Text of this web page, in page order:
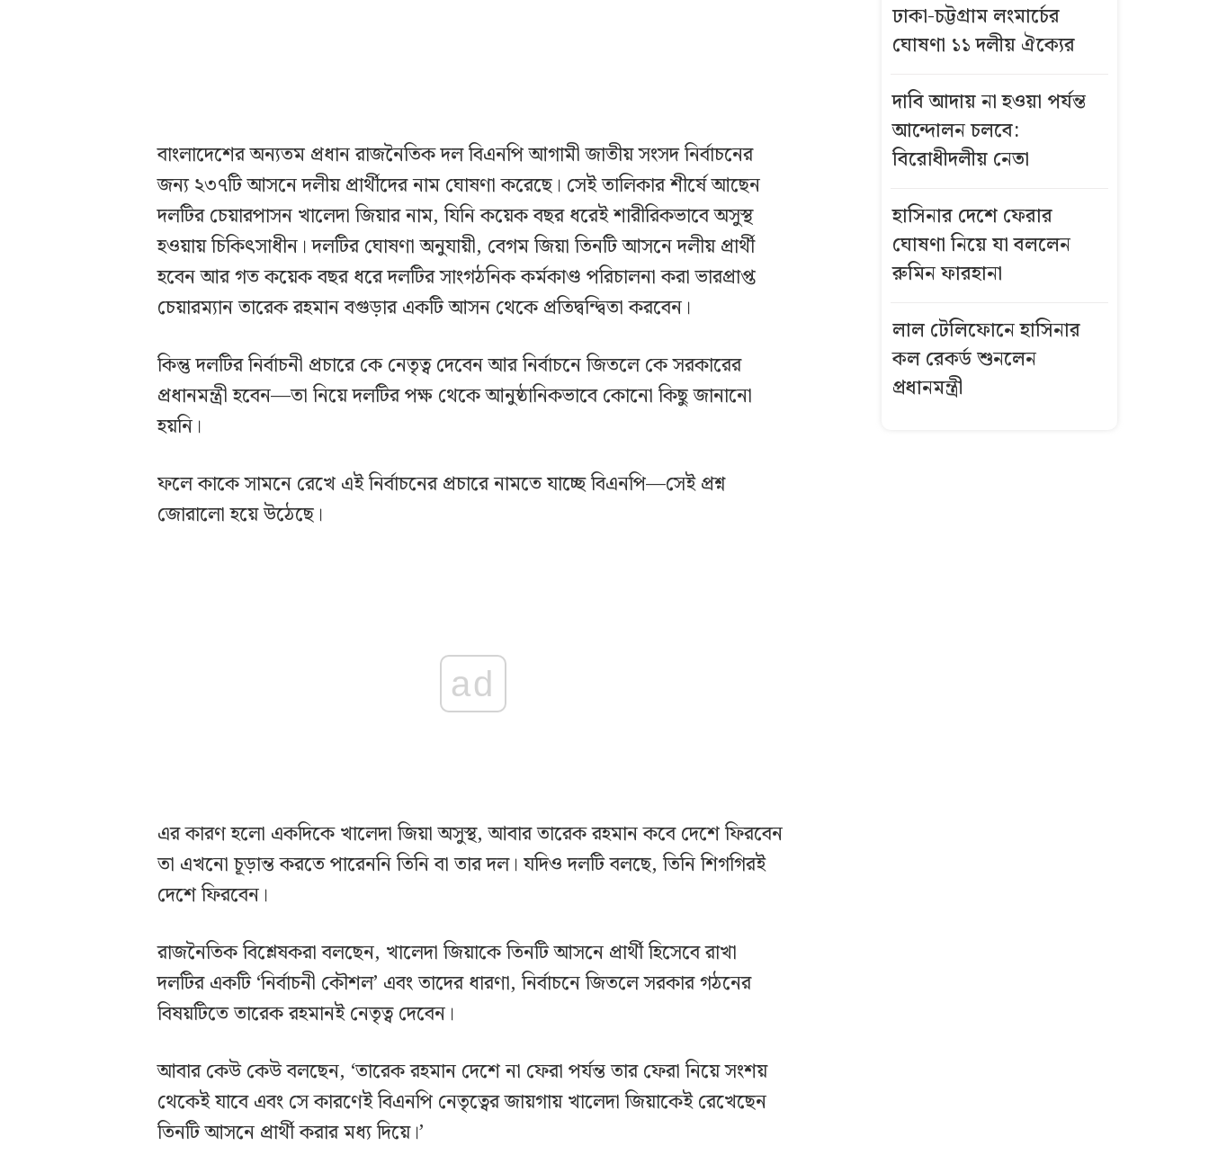
বাংলাদেশের অন্যতম প্রধান রাজনৈতিক দল বিএনপি আগামী জাতীয় সংসদ নির্বাচনের
জন্য ২৩৭টি আসনে দলীয় প্রার্থীদের নাম ঘোষণা করেছে। সেই তালিকার শীর্ষে আছেন
দলটির চেয়ারপাসন খালেদা জিয়ার নাম, যিনি কয়েক বছর ধরেই শারীরিকভাবে অসুস্থ
হওয়ায় চিকিৎসাধীন। দলটির ঘোষণা অনুযায়ী, বেগম জিয়া তিনটি আসনে দলীয় প্রার্থী
হবেন আর গত কয়েক বছর ধরে দলটির সাংগঠনিক কর্মকাণ্ড পরিচালনা করা ভারপ্রাপ্ত
চেয়ারম্যান তারেক রহমান বগুড়ার একটি আসন থেকে প্রতিদ্বন্দ্বিতা করবেন।
কিন্তু দলটির নির্বাচনী প্রচারে কে নেতৃত্ব দেবেন আর নির্বাচনে জিতলে কে সরকারের
প্রধানমন্ত্রী হবেন—তা নিয়ে দলটির পক্ষ থেকে আনুষ্ঠানিকভাবে কোনো কিছু জানানো
হয়নি।
ফলে কাকে সামনে রেখে এই নির্বাচনের প্রচারে নামতে যাচ্ছে বিএনপি—সেই প্রশ্ন
জোরালো হয়ে উঠেছে।
ad
এর কারণ হলো একদিকে খালেদা জিয়া অসুস্থ, আবার তারেক রহমান কবে দেশে ফিরবেন
তা এখনো চূড়ান্ত করতে পারেননি তিনি বা তার দল। যদিও দলটি বলছে, তিনি শিগগিরই
দেশে ফিরবেন।
রাজনৈতিক বিশ্লেষকরা বলছেন, খালেদা জিয়াকে তিনটি আসনে প্রার্থী হিসেবে রাখা
দলটির একটি ‘নির্বাচনী কৌশল’ এবং তাদের ধারণা, নির্বাচনে জিতলে সরকার গঠনের
বিষয়টিতে তারেক রহমানই নেতৃত্ব দেবেন।
আবার কেউ কেউ বলছেন, ‘তারেক রহমান দেশে না ফেরা পর্যন্ত তার ফেরা নিয়ে সংশয়
থেকেই যাবে এবং সে কারণেই বিএনপি নেতৃত্বের জায়গায় খালেদা জিয়াকেই রেখেছেন
তিনটি আসনে প্রার্থী করার মধ্য দিয়ে।’
মসজিদের মাইক
নিয়ে অমিত
শাহ’র সঙ্গে তিন
এমপির বৈঠক
বিমানবন্দরে
সিআইপিসহ
সবাইকে তল্লাশির
নির্দেশ
আ.লীগ নেতার
ফুলেল শুভেচ্ছা
ঢাকা-চট্টগ্রাম লংমার্চের
ঘোষণা ১১ দলীয় ঐক্যের
দাবি আদায় না হওয়া পর্যন্ত
আন্দোলন চলবে:
বিরোধীদলীয় নেতা
হাসিনার দেশে ফেরার
ঘোষণা নিয়ে যা বললেন
রুমিন ফারহানা
লাল টেলিফোনে হাসিনার
কল রেকর্ড শুনলেন
প্রধানমন্ত্রী